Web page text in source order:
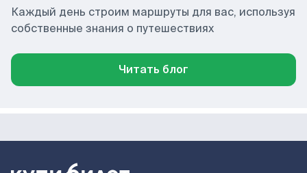
Каждый день строим маршруты для вас, используя
собственные знания о путешествиях
Читать блог